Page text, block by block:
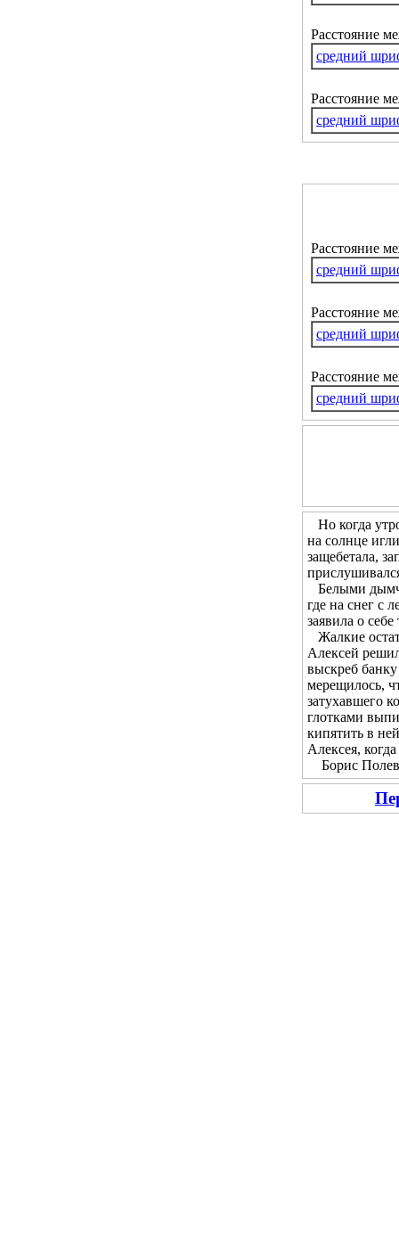
Расстояние
средний
Расстояние
средний
Расстояние
средний
Расстояние
средний
Расстояние
средний
Но когда
на солнце
защебетала,
Белыми
где на снег с
заявила о
Жалкие
Алексей
выскреб
мерещилось,
затухавшего
глотками
кипятить в
Алексея,
Борис